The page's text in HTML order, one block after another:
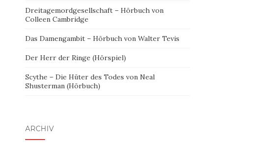
Dreitagemordgesellschaft – Hörbuch von
Colleen Cambridge
Das Damengambit – Hörbuch von Walter Tevis
Der Herr der Ringe (Hörspiel)
Scythe – Die Hüter des Todes von Neal
Shusterman (Hörbuch)
ARCHIV